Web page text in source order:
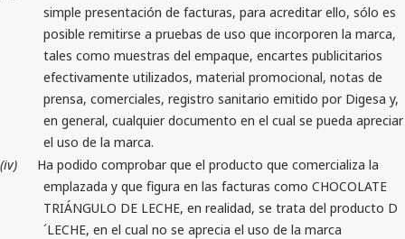
simple presentación de facturas, para acreditar ello, sólo es
posible remitirse a pruebas de uso que incorporen la marca,
tales como muestras del empaque, encartes publicitarios
efectivamente utilizados, material promocional, notas de
prensa, comerciales, registro sanitario emitido por Digesa y,
en general, cualquier documento en el cual se pueda apreciar
el uso de la marca.
(iv)
Ha podido comprobar que el producto que comercializa la
emplazada y que figura en las facturas como CHOCOLATE
TRIÁNGULO DE LECHE, en realidad, se trata del producto D
´LECHE, en el cual no se aprecia el uso de la marca